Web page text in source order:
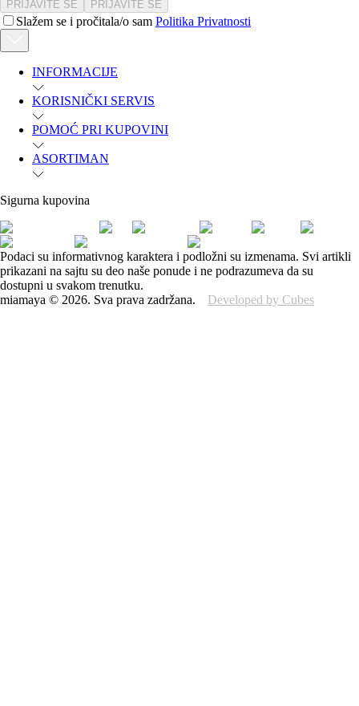
PRIJAVITE SE PRIJAVITE SE
Slažem se i pročitala/o sam Politika Privatnosti
INFORMACIJE
KORISNIČKI SERVIS
POMOĆ PRI KUPOVINI
ASORTIMAN
Sigurna kupovina
Podaci su informativnog karaktera i podložni su izmenama. Svi artikli
prikazani na sajtu su deo naše ponude i ne podrazumeva da su
dostupni u svakom trenutku.
miamaya © 2026. Sva prava zadržana. Developed by Cubes